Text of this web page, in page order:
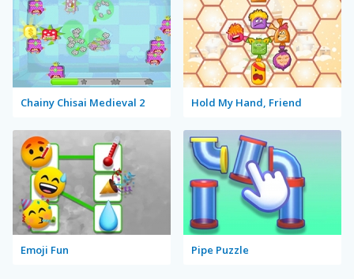
Chainy Chisai Medieval 2 Hold My Hand, Friend
Emoji Fun Pipe Puzzle